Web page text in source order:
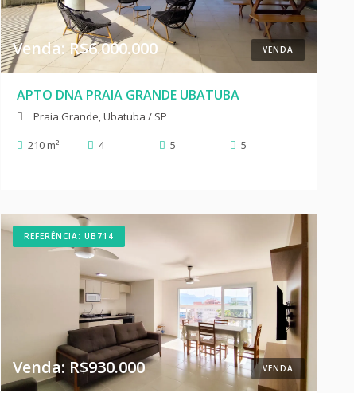
VENDA
Venda: R$6.000.000
APTO DNA PRAIA GRANDE UBATUBA
Praia Grande, Ubatuba / SP
210 m²
4 5 5
REFERÊNCIA: UB714
VENDA
Venda: R$930.000